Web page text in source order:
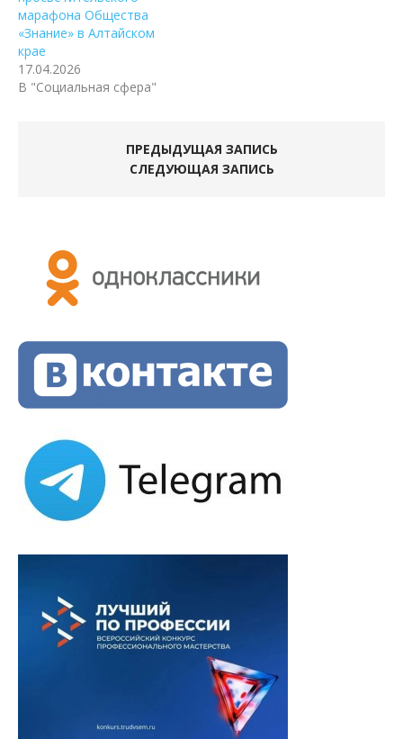
марафона Общества
«Знание» в Алтайском
крае
17.04.2026
В "Социальная сфера"
ПРЕДЫДУЩАЯ ЗАПИСЬ
СЛЕДУЮЩАЯ ЗАПИСЬ